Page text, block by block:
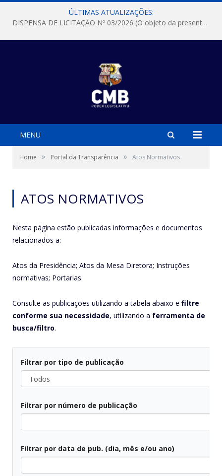
ÚLTIMAS ATUALIZAÇÕES:
DISPENSA DE LICITAÇÃO Nº 03/2026 (O objeto da presente dispensa é a escolha da proposta mais vantajosa para a aquisição, de aparelhos de ar condicionado, tipo Split, com material de instalação e fogão industrial, conforme condições, quantidades e exigências estabelecidas no termo de referencia e neste aviso de contratação direta e seus anexos)
MENU
Home » Portal da Transparência » Atos Normativos
ATOS NORMATIVOS
Nesta página estão publicadas informações e documentos
relacionados a:
Atos da Presidência; Atos da Mesa Diretora; Instruções
normativas; Portarias.
Consulte as publicações utilizando a tabela abaixo e filtre
conforme sua necessidade, utilizando a ferramenta de
busca/filtro.
Filtrar por tipo de publicação
Filtrar por número de publicação
Filtrar por data de pub. (dia, mês e/ou ano)